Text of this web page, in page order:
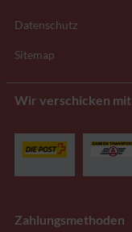
Datenschutz
Sitemap
Wir verschicken mit
Zahlungsmethoden